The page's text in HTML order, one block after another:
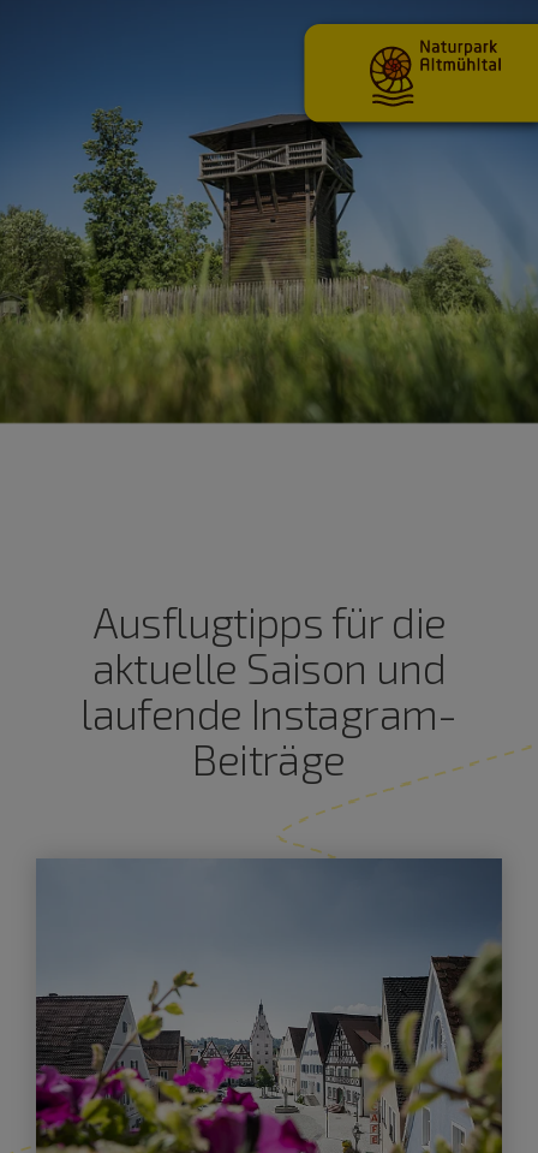
Ausflugtipps für die
aktuelle Saison und
laufende Instagram-
Beiträge